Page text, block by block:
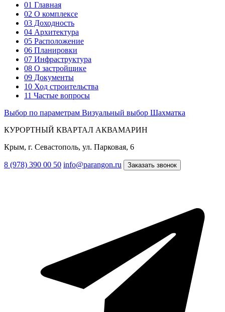
01 Главная
02 О комплексе
03 Доходность
04 Архитектура
05 Расположение
06 Планировки
07 Инфраструктура
08 О застройщике
09 Документы
10 Ход строительства
11 Частые вопросы
Выбор по параметрам Визуальный выбор Шахматка
КУРОРТНЫЙ КВАРТАЛ АКВАМАРИН
Крым, г. Севастополь, ул. Парковая, 6
8 (978) 390 00 50 info@parangon.ru Заказать звонок